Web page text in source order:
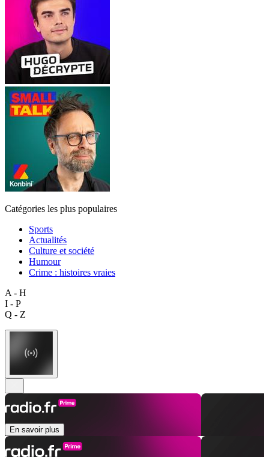
Catégories les plus populaires
Sports
Actualités
Culture et société
Humour
Crime : histoires vraies
A - H
I - P
Q - Z
En savoir plus